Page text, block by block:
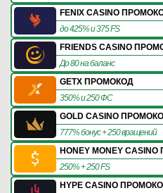
FENIX CASINO
до 425% и 375 FS
FRIENDS CASINO
До 80 на баланс
GETX ПРОМОКОД
350% и 250 ФС
GOLD CASINO
777% бонус + 250 вращений
HONEY MONEY
250% + 250 FS
HYPE CASINO